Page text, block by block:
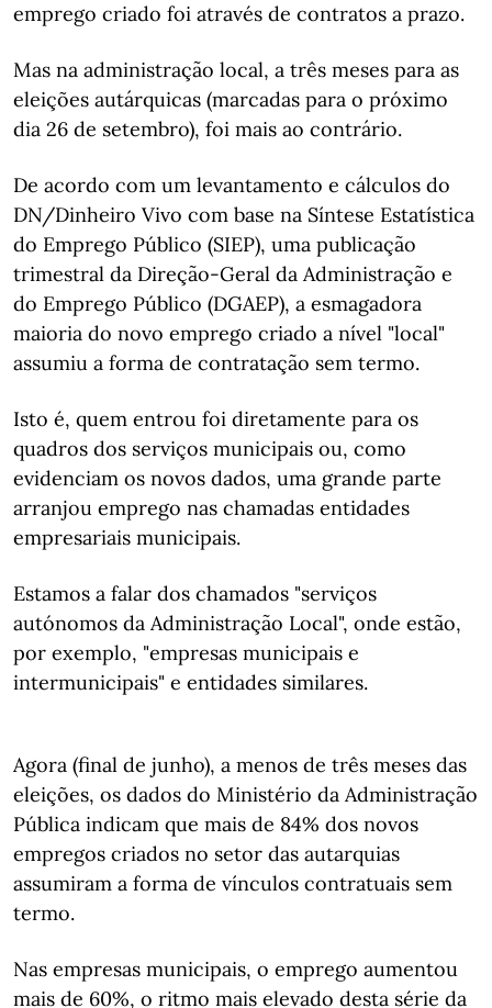
emprego criado foi através de contratos a prazo.
Mas na administração local, a três meses para as
eleições autárquicas (marcadas para o próximo
dia 26 de setembro), foi mais ao contrário.
De acordo com um levantamento e cálculos do
DN/Dinheiro Vivo com base na Síntese Estatística
do Emprego Público (SIEP), uma publicação
trimestral da Direção-Geral da Administração e
do Emprego Público (DGAEP), a esmagadora
maioria do novo emprego criado a nível "local"
assumiu a forma de contratação sem termo.
Isto é, quem entrou foi diretamente para os
quadros dos serviços municipais ou, como
evidenciam os novos dados, uma grande parte
arranjou emprego nas chamadas entidades
empresariais municipais.
Estamos a falar dos chamados "serviços
autónomos da Administração Local", onde estão,
por exemplo, "empresas municipais e
intermunicipais" e entidades similares.
Agora (final de junho), a menos de três meses das
eleições, os dados do Ministério da Administração
Pública indicam que mais de 84% dos novos
empregos criados no setor das autarquias
assumiram a forma de vínculos contratuais sem
termo.
Nas empresas municipais, o emprego aumentou
mais de 60%, o ritmo mais elevado desta série da